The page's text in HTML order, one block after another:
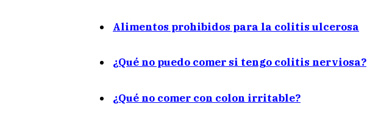
Alimentos prohibidos para la colitis ulcerosa
¿Qué no puedo comer si tengo colitis nerviosa?
¿Qué no comer con colon irritable?